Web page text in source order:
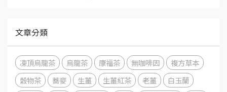
文章分類
凍頂烏龍茶 烏龍茶 康福茶 無咖啡因
複方草本
穀物茶
蕎麥 生薑 生薑紅茶 老薑
白玉蘭